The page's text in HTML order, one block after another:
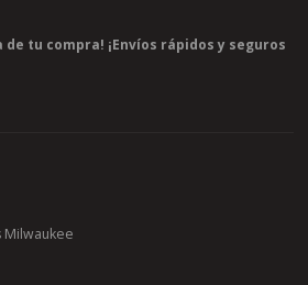
de tu compra! ¡Envíos rápidos y seguros
Milwaukee